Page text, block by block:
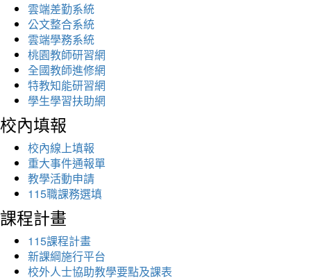
雲端差勤系統
公文整合系統
雲端學務系統
桃園教師研習網
全國教師進修網
特教知能研習網
學生學習扶助網
校內填報
校內線上填報
重大事件通報單
教學活動申請
115職課務選填
課程計畫
115課程計畫
新課綱施行平台
校外人士協助教學要點及課表